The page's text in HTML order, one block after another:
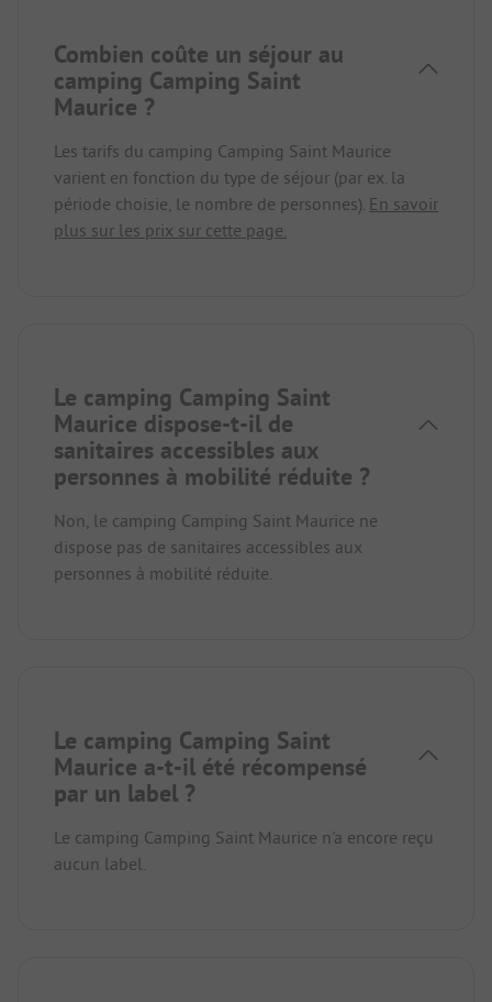
Combien coûte un séjour au
camping Camping Saint
Maurice ?
Les tarifs du camping Camping Saint Maurice
varient en fonction du type de séjour (par ex. la
période choisie, le nombre de personnes). En savoir
plus sur les prix sur cette page.
Le camping Camping Saint
Maurice dispose-t-il de
sanitaires accessibles aux
personnes à mobilité réduite ?
Non, le camping Camping Saint Maurice ne
dispose pas de sanitaires accessibles aux
personnes à mobilité réduite.
Le camping Camping Saint
Maurice a-t-il été récompensé
par un label ?
Le camping Camping Saint Maurice n'a encore reçu
aucun label.